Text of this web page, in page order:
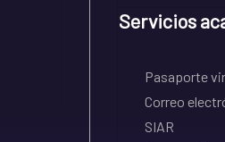
Servicios
Pasaporte
Correo
SIAR